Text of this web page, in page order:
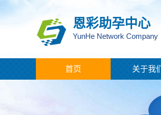
恩彩助孕中心
YunHe Network Company
首页 关于我们